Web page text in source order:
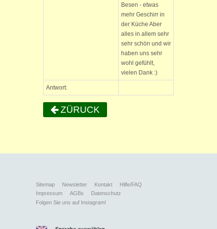
Besen - etwas
mehr Geschirr in
der Küche Aber
alles in allem sehr
sehr schön und wir
haben uns sehr
wohl gefühlt,
vielen Dank :)
Antwort:
ZÜRUCK
Sitemap Newsletter Kontakt
Hilfe/FAQ
Impressum
AGBs
Datenschutz
Folgen Sie uns auf Instagram!